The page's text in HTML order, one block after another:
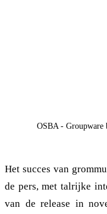
OSBA - Groupware
Het succes van
de pers, met talrijke
van de release in